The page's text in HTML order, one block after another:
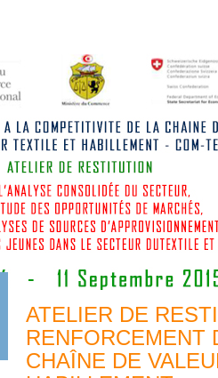
ATELIER DE
RENFORCEMENT
CHAÎNE DE